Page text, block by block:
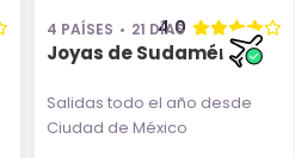
4 PAÍSES 21 DÍAS
4.0
Joyas de Sudamérica
Salidas todo el año desde
Ciudad de México